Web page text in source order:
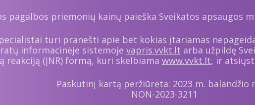
pagalbos priemonių kainų paieška Sveikatos apsaugos
turi pranešti apie bet kokias įtariamas
informacinėje sistemoje vapris.vvkt.lt arba užpildę
reakciją (ĮNR) formą, kuri skelbiama www.vvkt.lt, ir
Paskutinį kartą peržiūrėta: 2023 m. balandžio
NON-2023-3211